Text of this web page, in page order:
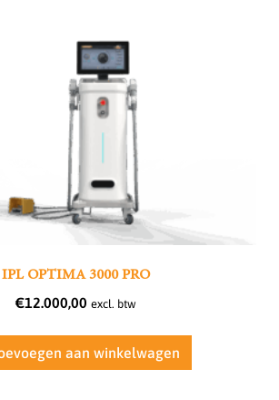
IPL OPTIMA 3000 PRO
€12.000,00 excl. btw
aan winkelwagen